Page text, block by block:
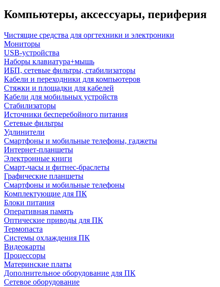
Компьютеры, аксессуары, периферия
Чистящие средства для оргтехники и электроники
Мониторы
USB-устройства
Наборы клавиатура+мышь
ИБП, сетевые фильтры, стабилизаторы
Кабели и переходники для компьютеров
Стяжки и площадки для кабелей
Кабели для мобильных устройств
Стабилизаторы
Источники бесперебойного питания
Сетевые фильтры
Удлинители
Смартфоны и мобильные телефоны, гаджеты
Интернет-планшеты
Электронные книги
Смарт-часы и фитнес-браслеты
Графические планшеты
Смартфоны и мобильные телефоны
Комплектующие для ПК
Блоки питания
Оперативная память
Оптические приводы для ПК
Термопаста
Системы охлаждения ПК
Видеокарты
Процессоры
Материнские платы
Дополнительное оборудование для ПК
Сетевое оборудование